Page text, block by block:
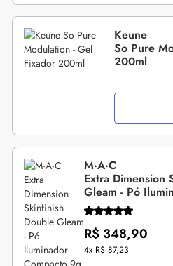
Keune
So Pure
200ml
M·A·C
Extra Dimension
Gleam - Pó
R$ 348,90
4x R$ 87,23